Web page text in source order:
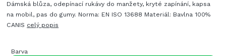
Dámská blůza, odepínací rukávy do manžety, kryté zapínání, kapsa
na mobil, pas do gumy. Norma: EN ISO 13688 Materiál: Bavlna 100%
CANIS celý popis
Barva